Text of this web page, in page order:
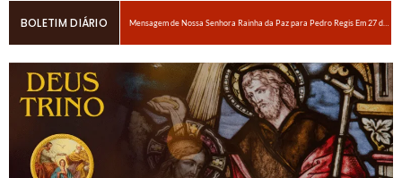
BOLETIM DIÁRIO
6 maneiras fáceis de orar se você estiver espiritualmente cansado
Oração para obter um amor ardente a Nosso Senhor Jesus Cristo
Em breve, grandes provações!Nossa Senhora Rainha do Rosário e da paz para Edson Glauber em 29 de novembro de 2020